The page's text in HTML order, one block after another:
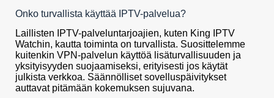
Onko turvallista käyttää IPTV-palvelua?
Laillisten IPTV-palveluntarjoajien, kuten King IPTV
Watchin, kautta toiminta on turvallista. Suosittelemme
kuitenkin VPN-palvelun käyttöä lisäturvallisuuden ja
yksityisyyden suojaamiseksi, erityisesti jos käytät
julkista verkkoa. Säännölliset sovelluspäivitykset
auttavat pitämään kokemuksen sujuvana.